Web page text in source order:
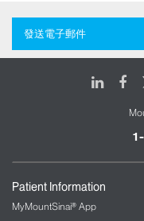
發送電子郵件
Patient Information
MyMountSinai® App